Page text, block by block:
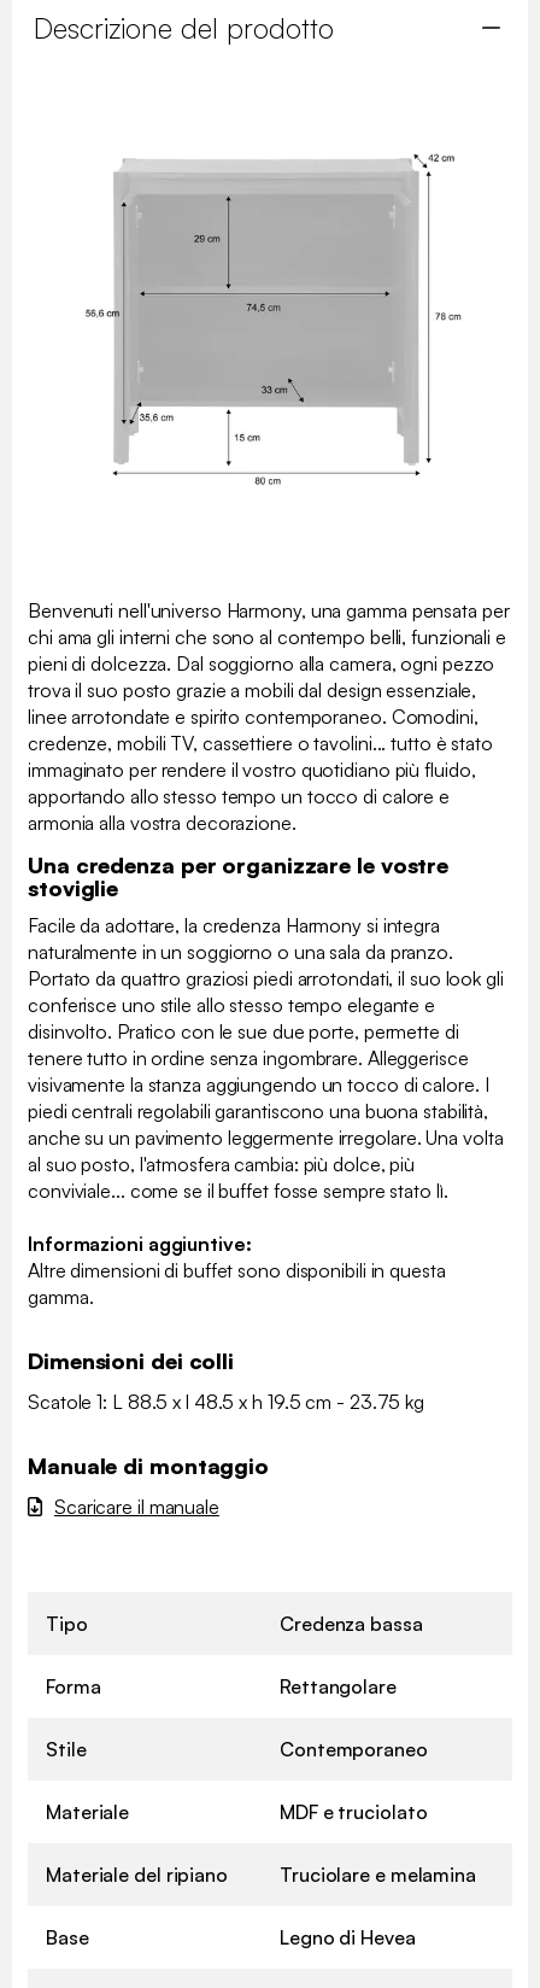
Descrizione del prodotto
Benvenuti nell'universo Harmony, una gamma pensata per
chi ama gli interni che sono al contempo belli, funzionali e
pieni di dolcezza. Dal soggiorno alla camera, ogni pezzo
trova il suo posto grazie a mobili dal design essenziale,
linee arrotondate e spirito contemporaneo. Comodini,
credenze, mobili TV, cassettiere o tavolini... tutto è stato
immaginato per rendere il vostro quotidiano più fluido,
apportando allo stesso tempo un tocco di calore e
armonia alla vostra decorazione.
Una credenza per organizzare le vostre
stoviglie
Facile da adottare, la credenza Harmony si integra
naturalmente in un soggiorno o una sala da pranzo.
Portato da quattro graziosi piedi arrotondati, il suo look gli
conferisce uno stile allo stesso tempo elegante e
disinvolto. Pratico con le sue due porte, permette di
tenere tutto in ordine senza ingombrare. Alleggerisce
visivamente la stanza aggiungendo un tocco di calore. I
piedi centrali regolabili garantiscono una buona stabilità,
anche su un pavimento leggermente irregolare. Una volta
al suo posto, l'atmosfera cambia: più dolce, più
conviviale... come se il buffet fosse sempre stato lì.
Informazioni aggiuntive:
Altre dimensioni di buffet sono disponibili in questa
gamma.
Dimensioni dei colli
Scatole 1: L 88.5 x l 48.5 x h 19.5 cm - 23.75 kg
Manuale di montaggio
Scaricare il manuale
Tipo Credenza bassa
Forma Rettangolare
Stile Contemporaneo
Materiale MDF e truciolato
Materiale del ripiano Truciolare e melamina
Base Legno di Hevea